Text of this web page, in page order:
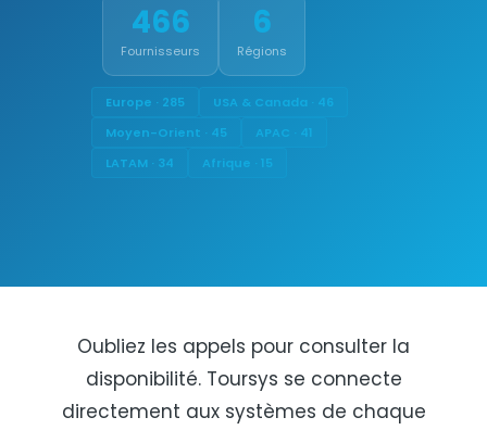
466
Fournisseurs
6
Régions
Europe · 285
USA & Canada · 46
Moyen-Orient · 45
APAC · 41
LATAM · 34
Afrique · 15
Oubliez les appels pour consulter la
disponibilité. Toursys se connecte
directement aux systèmes de chaque